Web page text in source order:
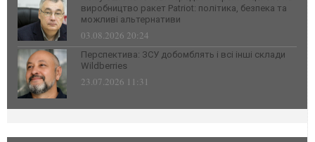
виробництво ракет Patriot: політика, безпека та
можливі альтернативи
03.08.2026 20:24
Перспектива: ЗСУ добомблять і всі інші склади
Wildberries
23.07.2026 11:31